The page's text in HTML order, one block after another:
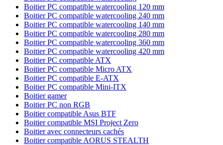
Boitier PC compatible watercooling 120 mm
Boitier PC compatible watercooling 240 mm
Boitier PC compatible watercooling 140 mm
Boitier PC compatible watercooling 280 mm
Boitier PC compatible watercooling 360 mm
Boitier PC compatible watercooling 420 mm
Boitier PC compatible ATX
Boitier PC compatible Micro ATX
Boitier PC compatible E-ATX
Boitier PC compatible Mini-ITX
Boitier gamer
Boitier PC non RGB
Boitier compatible Asus BTF
Boitier compatible MSI Project Zero
Boitier avec connecteurs cachés
Boitier compatible AORUS STEALTH